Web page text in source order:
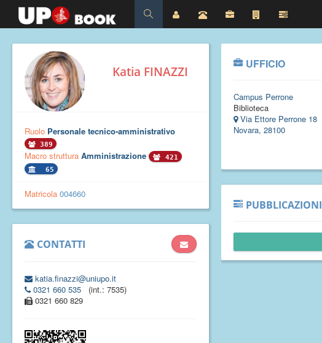
Katia FINAZZI
Ruolo Personale tecnico-amministrativo
389
Macro struttura Amministrazione
421
65
Matricola 004660
CONTATTI
katia.finazzi@uniupo.it
0321 660 535
(int.: 7535)
0321 660 829
UFFICIO
Campus Perrone
Biblioteca
Via Ettore Perrone 18
Novara, 28100
PUBBLICAZIONI